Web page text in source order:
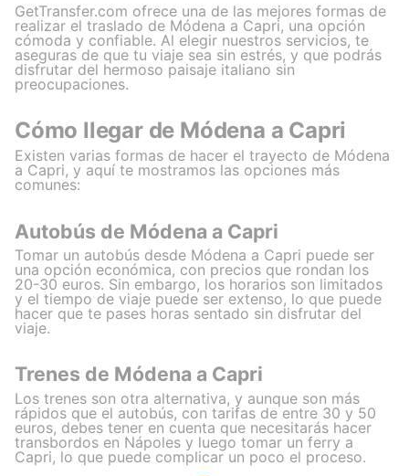
GetTransfer.com ofrece una de las mejores formas de
realizar el traslado de Módena a Capri, una opción
cómoda y confiable. Al elegir nuestros servicios, te
aseguras de que tu viaje sea sin estrés, y que podrás
disfrutar del hermoso paisaje italiano sin
preocupaciones.
Cómo llegar de Módena a Capri
Existen varias formas de hacer el trayecto de Módena
a Capri, y aquí te mostramos las opciones más
comunes:
Autobús de Módena a Capri
Tomar un autobús desde Módena a Capri puede ser
una opción económica, con precios que rondan los
20-30 euros. Sin embargo, los horarios son limitados
y el tiempo de viaje puede ser extenso, lo que puede
hacer que te pases horas sentado sin disfrutar del
viaje.
Trenes de Módena a Capri
Los trenes son otra alternativa, y aunque son más
rápidos que el autobús, con tarifas de entre 30 y 50
euros, debes tener en cuenta que necesitarás hacer
transbordos en Nápoles y luego tomar un ferry a
Capri, lo que puede complicar un poco el proceso.